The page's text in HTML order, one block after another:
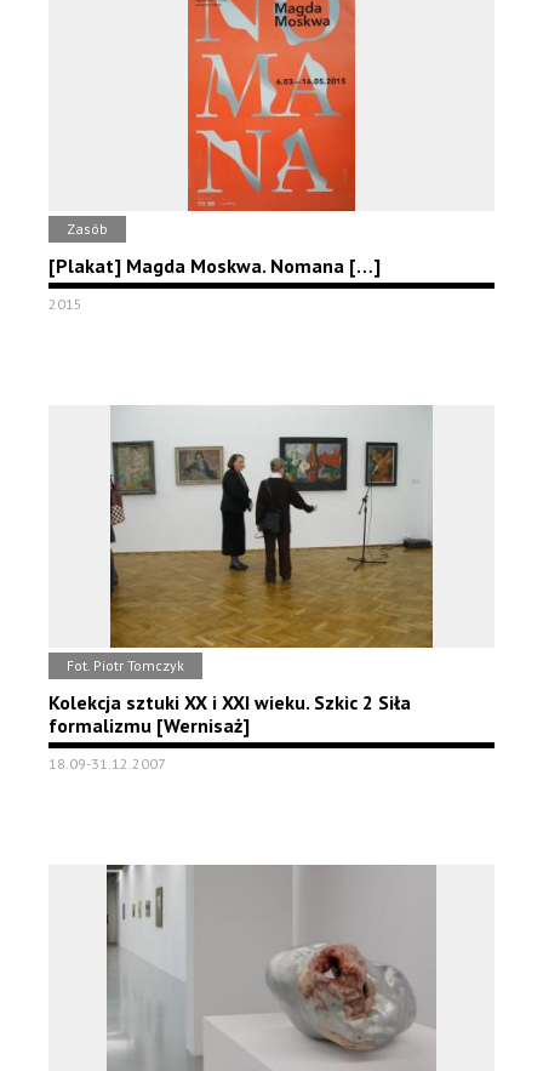
Zasób
[Plakat] Magda Moskwa. Nomana […]
2015
Fot. Piotr Tomczyk
Kolekcja sztuki XX i XXI wieku. Szkic 2 Siła
formalizmu [Wernisaż]
18.09-31.12.2007